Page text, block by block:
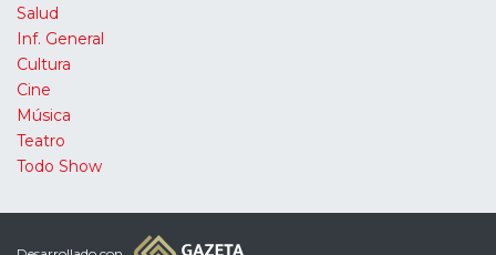
Salud
Inf. General
Cultura
Cine
Música
Teatro
Todo Show